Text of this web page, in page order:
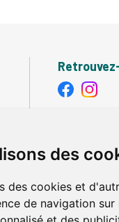
des
des cookies et
de navigation
Retrait à la
Livraison en